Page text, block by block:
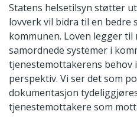
Statens helsetilsyn støtter
lovverk vil bidra til en bedre
kommunen. Loven legger
samordnede systemer i
tjenestemottakerens behov
perspektiv. Vi ser det som
dokumentasjon
tjenestemottakere som